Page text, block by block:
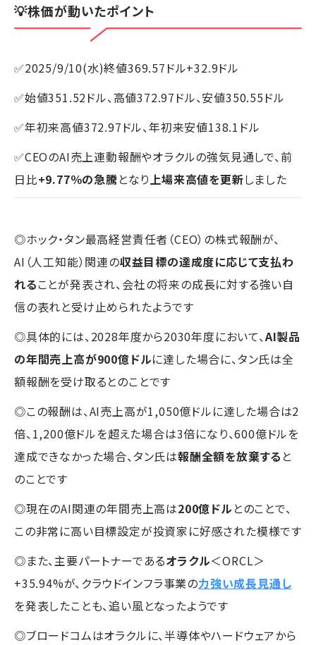
💡株価が動いたポイント
✅2025/9/10(水)終値369.57ドル+32.9ドル
✅始値351.52ドル、高値372.97ドル、安値350.55ドル
✅年初来高値372.97ドル、年初来安値138.1ドル
✅CEOのAI売上連動報酬やオラクルの強気見通しで、前
日比+9.77％の急騰となり上場来高値を更新しました
◎ホック・タン最高経営責任者（CEO）の株式報酬が、
AI（人工知能）関連の収益目標の達成度に応じて支払わ
れることが発表され、会社の将来の成長に対する強い自
信の表れと受け止められたようです
◎具体的には、2028年度から2030年度において、AI製品
の年間売上高が900億ドルに達した場合に、タン氏は全
額報酬を受け取るとのことです
◎この報酬は、AI売上高が1,050億ドルに達した場合は2
倍、1,200億ドルを超えた場合は3倍になり、600億ドルを
達成できなかった場合、タン氏は報酬全額を放棄する と
のことです
◎現在のAI関連の年間売上高は200億ドル とのことで、
この非常に高い目標設定が投資家に好感された模様です
◎また、主要パートナーであるオラクル＜ORCL＞
+35.94%が、クラウドインフラ事業の力強い成長見通し
を発表したことも、追い風となったようです
◎ブロードコムはオラクルに、半導体やハードウェアから